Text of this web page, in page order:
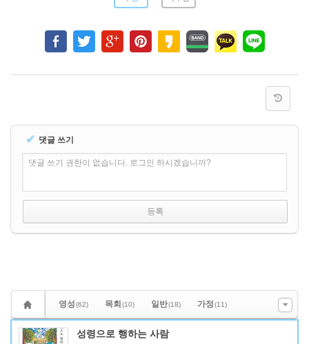
✔ 댓글 쓰기
댓글 쓰기 권한이 없습니다. 로그인 하시겠습니까?
영성(62) 목회 (10) 일반(18) 가정(11)
성령으로 행하는 사람